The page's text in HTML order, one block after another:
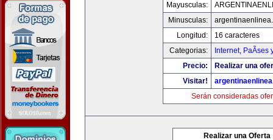
Mayusculas:
Minusculas:
Longitud:
16 caracteres
Categorias:
Internet, PaÃ­ses
Precio:
Realizar una
Visitar!
Serán consideradas
Realizar una Oferta